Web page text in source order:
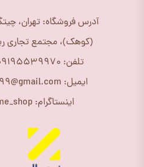
آدرس فروشگاه: تهران،
(کوهک)، مجتمع تجاری
تلفن: 09195539970 (10 الی 18 )
ایمیل: purehome1399@gmail.com
اینستاگرام: purehome_shop@